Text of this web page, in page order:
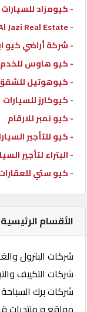
- كيومزاد للسيارات
- Al Jazi Real Estate
- شركة أراضي كيو
- كيو هاوس للخدم
- كيوهوتيل
- كيوكارز للسيارات
- كيو نمبر للارقام
- كيو للتأجير
- البتراء لتأجير
- كيو ستي
الأقسام الرئيسية
شركات البترول
شركات التكييف
شركات برك السباحة